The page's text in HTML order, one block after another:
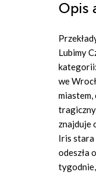
Opis
Lubimy
we
miastem,
tragiczny
znajduje
Iris stara
odeszła
tygodnie,